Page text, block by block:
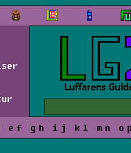
e f g h i j k l m n o p